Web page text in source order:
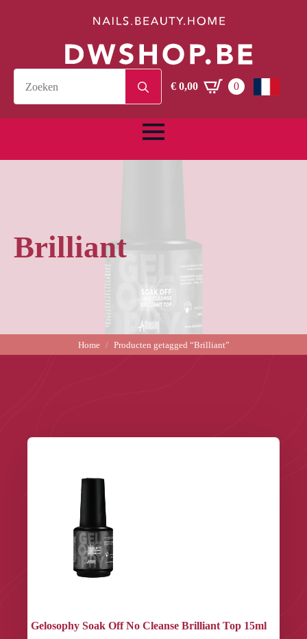
for:€0,00 0
Brilliant
Home Producten getagged “Brilliant”
Gelosophy Soak Off No Cleanse Brilliant Top 15ml